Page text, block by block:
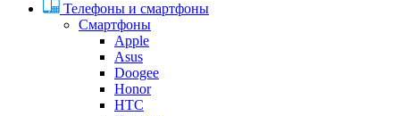
Телефоны и смартфоны
Смартфоны
Apple
Asus
Doogee
Honor
HTC